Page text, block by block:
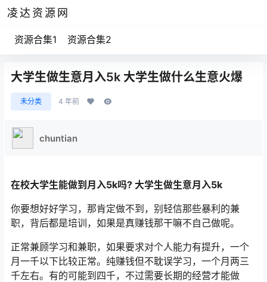
凌达资源网
资源合集1 资源合集2
大学生做生意月入5k 大学生做什么生意火爆
未分类 4 年前
chuntian
在校大学生能做到月入5k吗? 大学生做生意月入5k
你要想好好学习，那肯定做不到，别轻信那些暴利的兼
职，背后都是培训，如果是真赚钱那干嘛不自己做呢。
正常兼顾学习和兼职，如果要求对个人能力有提升，一个
月一千以下比较正常。纯赚钱但不耽误学习，一个月两三
千左右。有的可能到四千，不过需要长期的经营才能做